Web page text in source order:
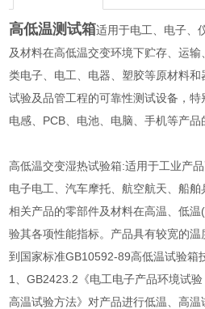
高低温测试箱适用于电工、电子、
及材料在高低温交变环境下贮存、运
类电子、电工、电器、塑胶等原材料
试验及品管工程的可靠性测试设备，特
电感、PCB、电池、电脑、手机等产
高低温交变湿热试验箱:适用于工业产
电子电工、汽车摩托、航空航天、船
相关产品的零部件及材料在高温、低
验其各项性能指标。产品具有较宽的
到国家标准GB10592-89高低温试验箱
1、GB2423.2《电工电子产品环境试
高温试验方法》对产品进行低温、高